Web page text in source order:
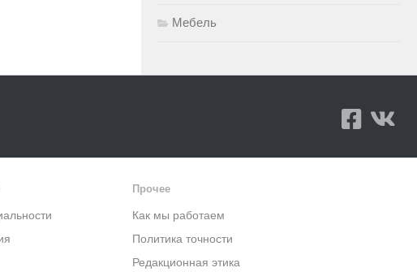
Мебель
Прочее
Как мы работаем
Политика точности
Редакционная этика